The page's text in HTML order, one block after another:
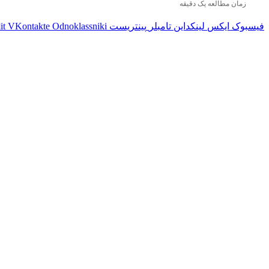
زمان مطالعه یک دقیقه
فیسبوک ایکس لینکداین تامبلر پینتریست VKontakte Odnoklassniki